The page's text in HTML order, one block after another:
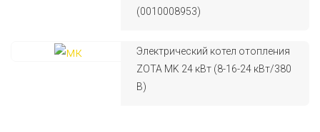
(0010008953)
Электрический котел отопления
ZOTA MK 24 кВт (8-16-24 кВт/380
В)